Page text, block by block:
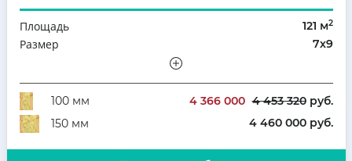
Площадь 121 м2
Размер 7х9
Количество комнат
3
100 мм
4 366 000 4 453 320руб.
150 мм
4 460 000 руб.